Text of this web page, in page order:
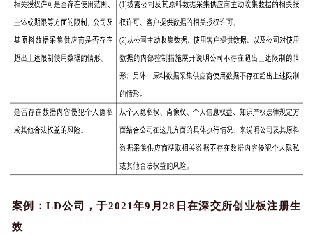
案例：LD公司，于2021年9月28日在深交所创业板注册生
效